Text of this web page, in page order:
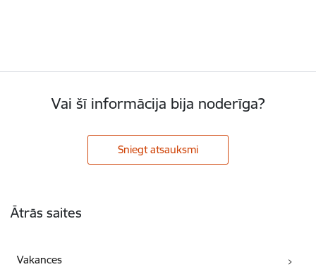
Vai šī informācija bija noderīga?
Sniegt atsauksmi
Ātrās saites
Vakances